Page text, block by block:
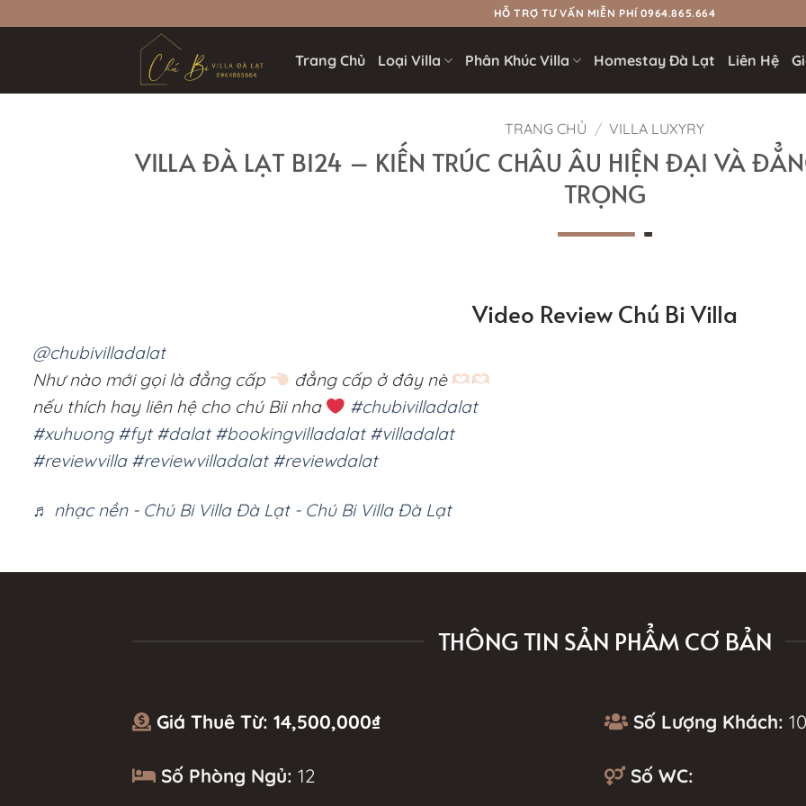
qua
HỖ TRỢ TƯ VẤN MIỄN PHÍ 0964.865.664
Trang Chủ Loại Villa Phân Khúc Villa Homestay Đà Lạt Liên Hệ
TRANG CHỦ / VILLA LUXYRY
VILLA ĐÀ LẠT BI24 – KIẾN TRÚC CHÂU ÂU HIỆN ĐẠI VÀ
TRỌNG
Video Review Chú Bi Villa
@chubivilladalat
Như nào mới gọi là đẳng cấp
đẳng cấp ở đây nè
nếu thích hay liên hệ cho chú Bii nha
#chubivilladalat
#xuhuong #fyt #dalat #bookingvilladalat #villadalat
#reviewvilla #reviewvilladalat #reviewdalat
♬ nhạc nền - Chú Bi Villa Đà Lạt - Chú Bi Villa Đà Lạt
THÔNG TIN SẢN PHẨM CƠ BẢN
Giá Thuê Từ: 14,500,000₫ Số Lượng Khách:
Số Phòng Ngủ: 12 Số WC: